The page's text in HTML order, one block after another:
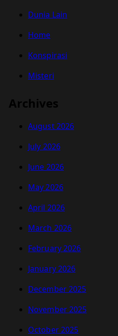
Dunia Lain
Home
Konspirasi
Misteri
Archives
August 2026
July 2026
June 2026
May 2026
April 2026
March 2026
February 2026
January 2026
December 2025
November 2025
October 2025